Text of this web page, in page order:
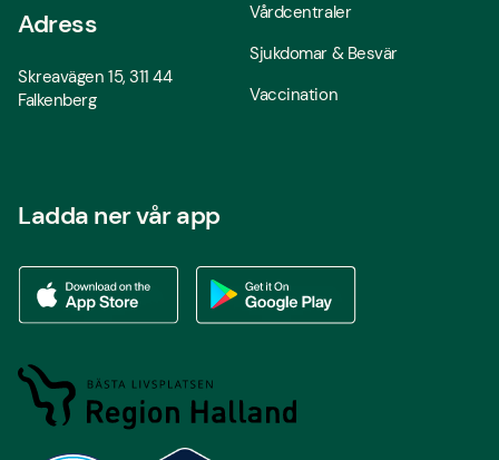
Adress
Skreavägen 15, 311 44
Falkenberg
Vårdcentraler
Sjukdomar & Besvär
Vaccination
Ladda ner vår app